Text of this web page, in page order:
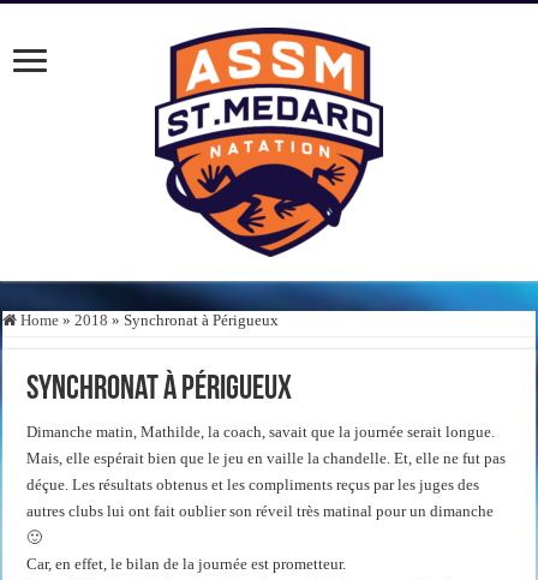
Home » 2018 » Synchronat à Périgueux
Synchronat à Périgueux
Dimanche matin, Mathilde, la coach, savait que la journée serait longue.
Mais, elle espérait bien que le jeu en vaille la chandelle. Et, elle ne fut pas
déçue. Les résultats obtenus et les compliments reçus par les juges des
autres clubs lui ont fait oublier son réveil très matinal pour un dimanche
🙂
Car, en effet, le bilan de la journée est prometteur.